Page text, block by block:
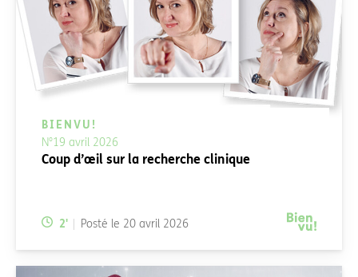
BIENVU!
N°19 avril 2026
Coup d’œil sur la recherche clinique
Temps de lecture:
2' Posté le 20 avril 2026